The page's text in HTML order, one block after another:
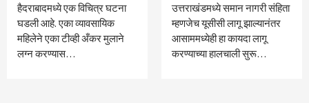
हैदराबादमध्ये एक विचित्र घटना
घडली आहे. एका व्यावसायिक
महिलेने एका टीव्ही अँकर मुलाने
लग्न करण्यास…
उत्तराखंडमध्ये समान नागरी संहिता
म्हणजेच यूसीसी लागू झाल्यानंतर
आसाममध्येही हा कायदा लागू
करण्याच्या हालचाली सुरू…